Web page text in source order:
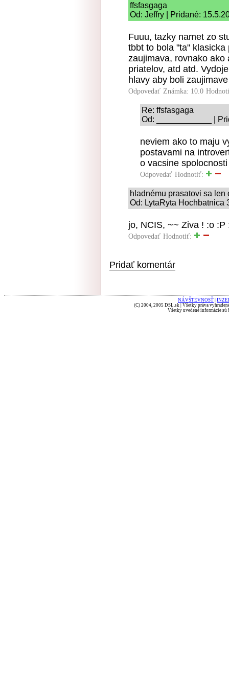
ffsfasgaga
Od: Jeffry | Pridané:
Fuuu, tazky namet zo
tbbt to bola "ta"
zaujimava, rovnako ako
priatelov, atd atd.
hlavy aby boli
Odpovedať Známka: 10.0
Re: ffsfasgaga
Od: ____________ |
neviem ako to maju
postavami na
o vacsine
Odpovedať Hodnotiť:
hladnému prasatovi sa len
Od: LytaRyta Hochbatnica
jo, NCIS, ~~ Ziva ! :o :P
Odpovedať Hodnotiť:
Pridať komentár
NÁVŠTEVNOSŤ
(C) 2004, 2005 DSL.sk | Všetky práva
Všetky uvedené informácie sú